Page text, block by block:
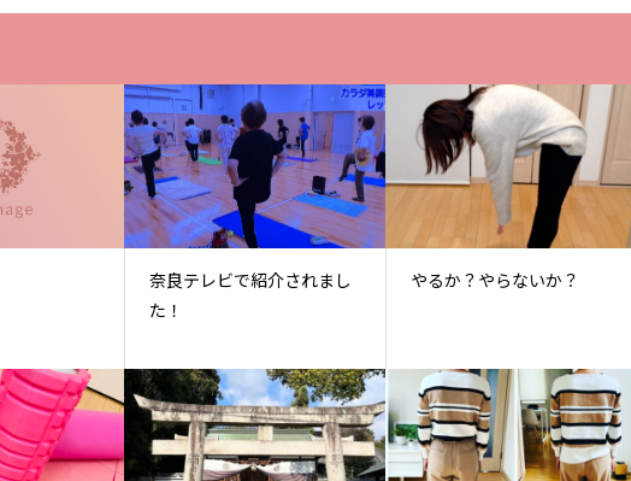
奈良テレビで紹介されまし
た！
やるか？やらないか？